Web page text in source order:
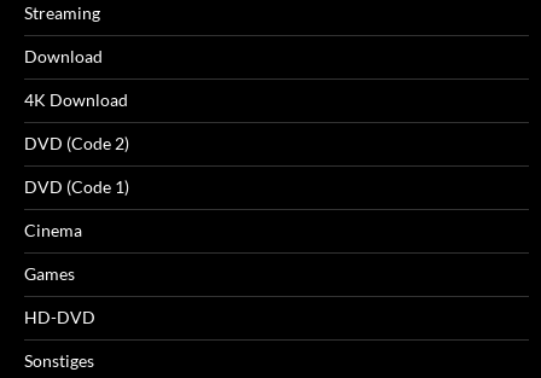
Streaming
Download
4K Download
DVD (Code 2)
DVD (Code 1)
Cinema
Games
HD-DVD
Sonstiges